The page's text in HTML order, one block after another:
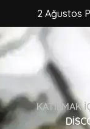
2 Ağustos Pazar
KATILMAK